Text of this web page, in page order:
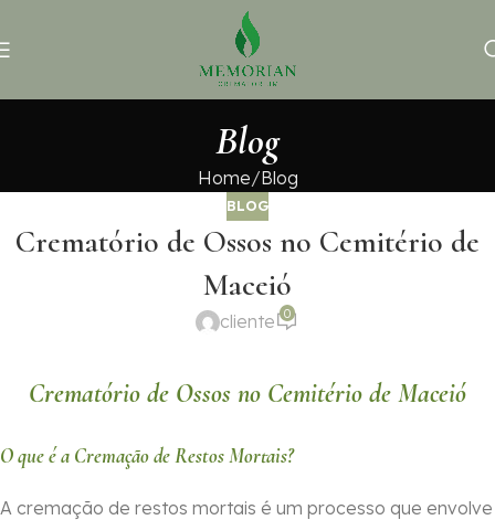
Blog
Home Blog
BLOG
Crematório de Ossos no Cemitério de
Maceió
cliente 0
Crematório de Ossos no Cemitério de Maceió
O que é a Cremação de Restos Mortais?
A cremação de restos mortais é um processo que envolve